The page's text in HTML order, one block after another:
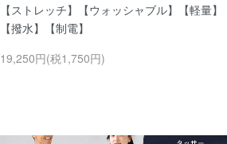
【ストレッチ】【ウォッシャブル】【軽量】
【撥水】【制電】
19,250円(税1,750円)